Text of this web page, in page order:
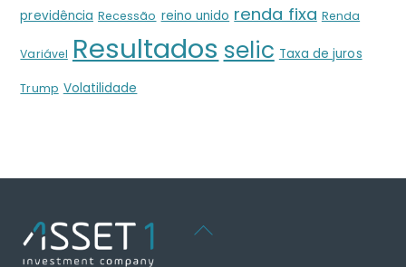
previdência Recessão reino unido renda fixa Renda
Variável Resultados selic Taxa de juros
Trump Volatilidade
Back